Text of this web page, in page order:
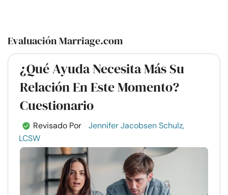
Evaluación Marriage.com
¿Qué Ayuda Necesita Más Su
Relación En Este Momento?
Cuestionario
Revisado Por
Jennifer Jacobsen Schulz,
LCSW